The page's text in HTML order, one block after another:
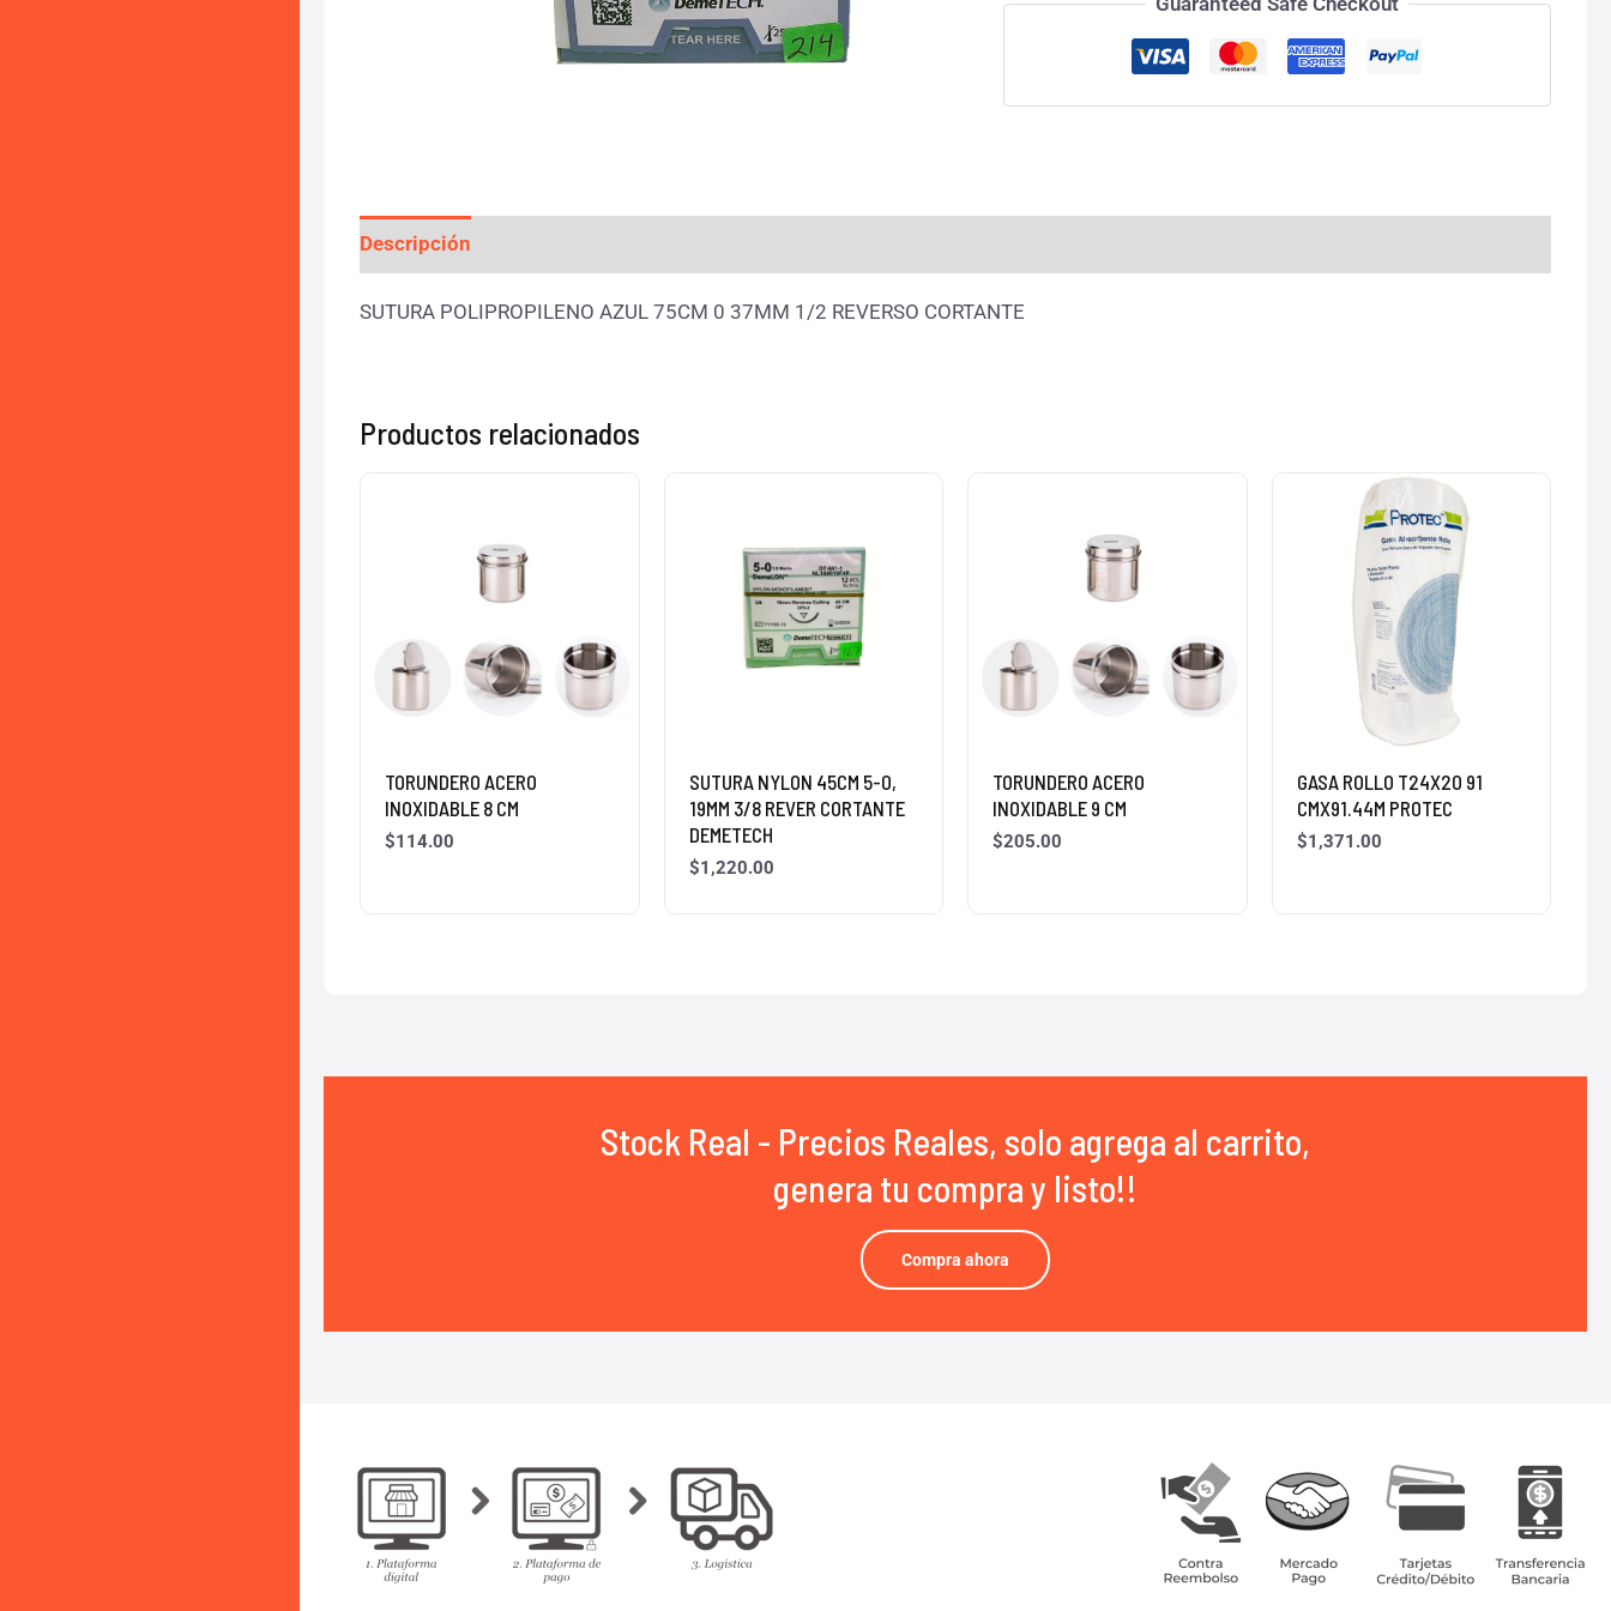
Descripción
SUTURA POLIPROPILENO AZUL 75CM 0 37MM 1/2 REVERSO CORTANTE
Productos relacionados
TORUNDERO ACERO
INOXIDABLE 8 CM
$114.00
SUTURA NYLON 45CM 5-0,
19MM 3/8 REVER CORTANTE
DEMETECH
$1,220.00
TORUNDERO ACERO
INOXIDABLE 9 CM
$205.00
GASA ROLLO T24X20 91
CMX91.44M PROTEC
$1,371.00
Stock Real - Precios Reales, solo agrega al carrito,
genera tu compra y listo!!
Compra ahora